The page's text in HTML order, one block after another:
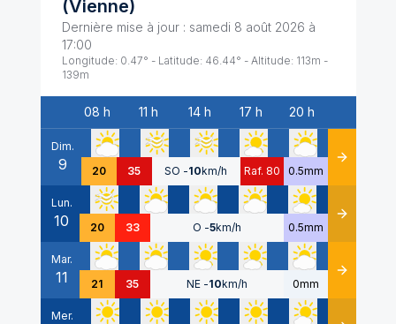
(Vienne)
Dernière mise à jour : samedi 8 août 2026 à
17:00
Longitude: 0.47° - Latitude: 46.44° - Altitude: 113m -
139m
Date
08 h 11 h 14 h 17 h 20 h
Dim.
9 20 35 SO -10km/h Raf. 80 0.5mm Détails
Lun.
10 20 33 O -5km/h 0.5mm Détails
Mar.
11 21 35 NE -10km/h 0mm Détails
Mer.